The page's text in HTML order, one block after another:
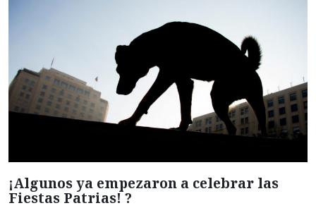
¡Algunos ya empezaron a celebrar las
Fiestas Patrias! ?